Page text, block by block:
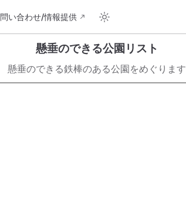
問い合わせ/情報提供
懸垂のできる公園リスト
懸垂のできる鉄棒のある公園をめぐります